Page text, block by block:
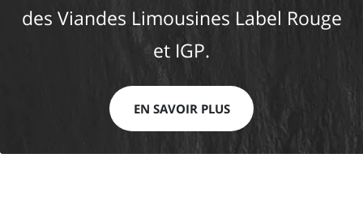
des Viandes Limousines Label Rouge
et IGP.
EN SAVOIR PLUS